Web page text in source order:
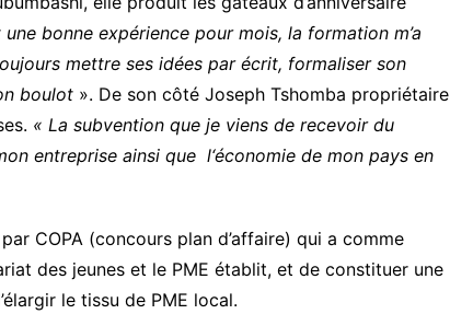
une bonne expérience pour mois, la formation m’a
mettre ses idées par écrit, formaliser son
boulot ». De son côté Joseph Tshomba propriétaire
« La subvention que je viens de recevoir du
entreprise ainsi que l‘économie de mon pays en
COPA (concours plan d’affaire) qui a comme
des jeunes et le PME établit, et de constituer une
le tissu de PME local.